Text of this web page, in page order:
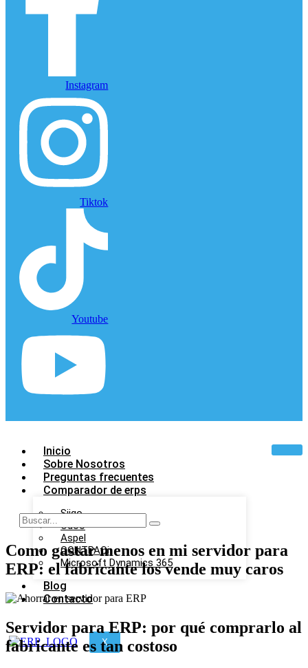
Instagram
Tiktok
Youtube
Inicio
Sobre Nosotros
Preguntas frecuentes
Comparador de erps
Siigo
Odoo
Aspel
CONTPAQi
Microsoft Dynamics 365
Blog
Contacto
X
Como gastar menos en mi servidor para
ERP: el fabricante los vende muy caros
Servidor para ERP: por qué comprarlo al
fabricante es tan costoso